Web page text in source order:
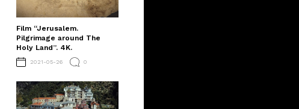
Film “Jerusalem.
Pilgrimage around The
Holy Land”. 4K.
2021-05-26 0